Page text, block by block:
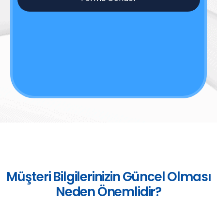
Müşteri Bilgilerinizin Güncel Olması
Neden Önemlidir?